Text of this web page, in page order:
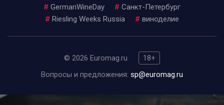
# GermanWineDay # Санкт-Петербург
# Riesling Weeks Russia # виноделие
© 2026 Euromag.ru
18+
Вопросы и предложения: sp@euromag.ru